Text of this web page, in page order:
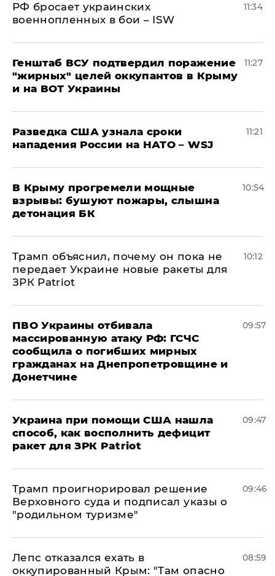
РФ бросает украинских
военнопленных в бои – ISW
11:34
Генштаб ВСУ подтвердил поражение
"жирных" целей оккупантов в Крыму
и на ВОТ Украины
11:27
Разведка США узнала сроки
нападения России на НАТО – WSJ
11:21
В Крыму прогремели мощные
взрывы: бушуют пожары, слышна
детонация БК
10:54
Трамп объяснил, почему он пока не
передает Украине новые ракеты для
ЗРК Patriot
10:12
ПВО Украины отбивала
массированную атаку РФ: ГСЧС
сообщила о погибших мирных
гражданах на Днепропетровщине и
Донетчине
09:57
Украина при помощи США нашла
способ, как восполнить дефицит
ракет для ЗРК Patriot
09:47
Трамп проигнорировал решение
Верховного суда и подписал указы о
"родильном туризме"
09:46
Лепс отказался ехать в
оккупированный Крым: "Там опасно
08:59